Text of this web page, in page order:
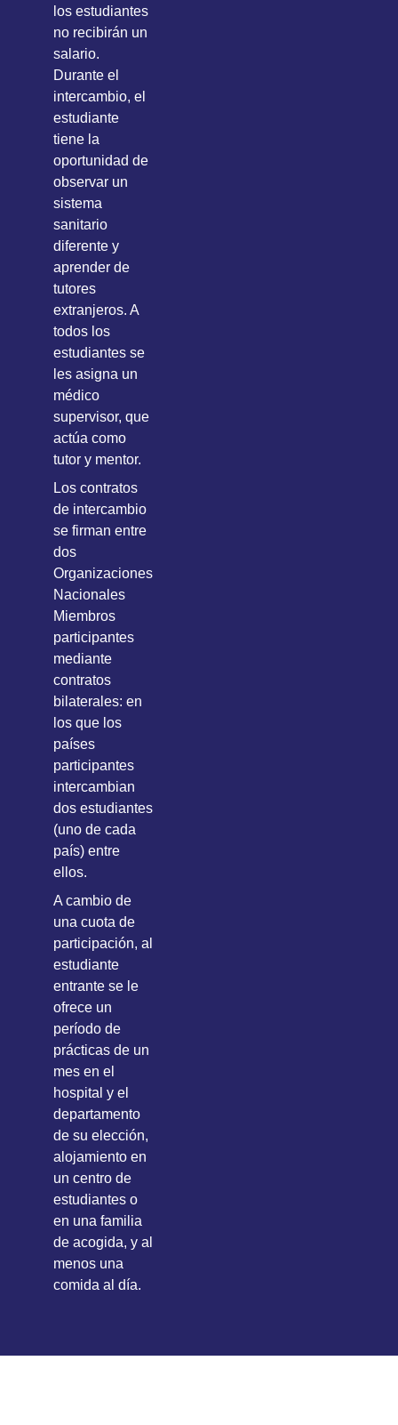
los estudiantes
no recibirán un
salario.
Durante el
intercambio, el
estudiante
tiene la
oportunidad de
observar un
sistema
sanitario
diferente y
aprender de
tutores
extranjeros. A
todos los
estudiantes se
les asigna un
médico
supervisor, que
actúa como
tutor y mentor.
Los contratos
de intercambio
se firman entre
dos
Organizaciones
Nacionales
Miembros
participantes
mediante
contratos
bilaterales: en
los que los
países
participantes
intercambian
dos estudiantes
(uno de cada
país) entre
ellos.
A cambio de
una cuota de
participación, al
estudiante
entrante se le
ofrece un
período de
prácticas de un
mes en el
hospital y el
departamento
de su elección,
alojamiento en
un centro de
estudiantes o
en una familia
de acogida, y al
menos una
comida al día.